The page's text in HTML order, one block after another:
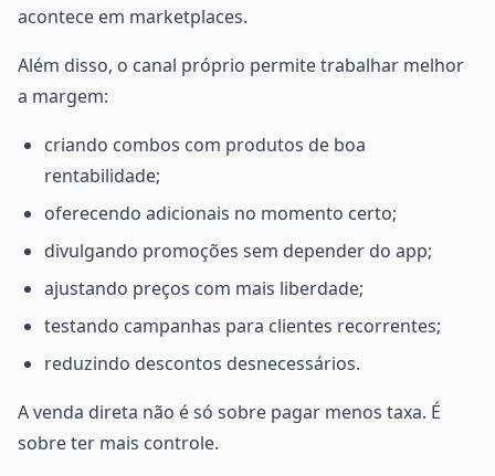
acontece em marketplaces.
Além disso, o canal próprio permite trabalhar melhor
a margem:
criando combos com produtos de boa
rentabilidade;
oferecendo adicionais no momento certo;
divulgando promoções sem depender do app;
ajustando preços com mais liberdade;
testando campanhas para clientes recorrentes;
reduzindo descontos desnecessários.
A venda direta não é só sobre pagar menos taxa. É
sobre ter mais controle.